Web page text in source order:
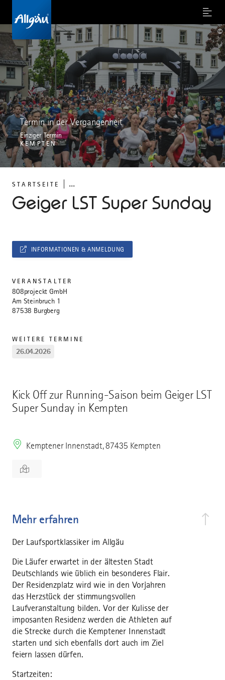
Menu
STARTSEITE ...
Geiger LST Super Sunday
Termin in der Vergangenheit
Einziger Termin
KEMPTEN
©
Kick Off zur Running-Saison beim Geiger LST
Super Sunday in Kempten
Kemptener Innenstadt, 87435 Kempten
Mehr erfahren
Der Laufsportklassiker im Allgäu
Die Läufer erwartet in der ältesten Stadt
Deutschlands wie üblich ein besonderes Flair.
Der Residenzplatz wird wie in den Vorjahren
das Herzstück der stimmungsvollen
Laufveranstaltung bilden. Vor der Kulisse der
imposanten Residenz werden die Athleten auf
die Strecke durch die Kemptener Innenstadt
starten und sich ebenfalls dort auch im Ziel
feiern lassen dürfen.
Startzeiten:
INFORMATIONEN & ANMELDUNG
VERANSTALTER
808projeckt GmbH
Am Steinbruch 1
87538 Burgberg
WEITERE TERMINE
26.04.2026